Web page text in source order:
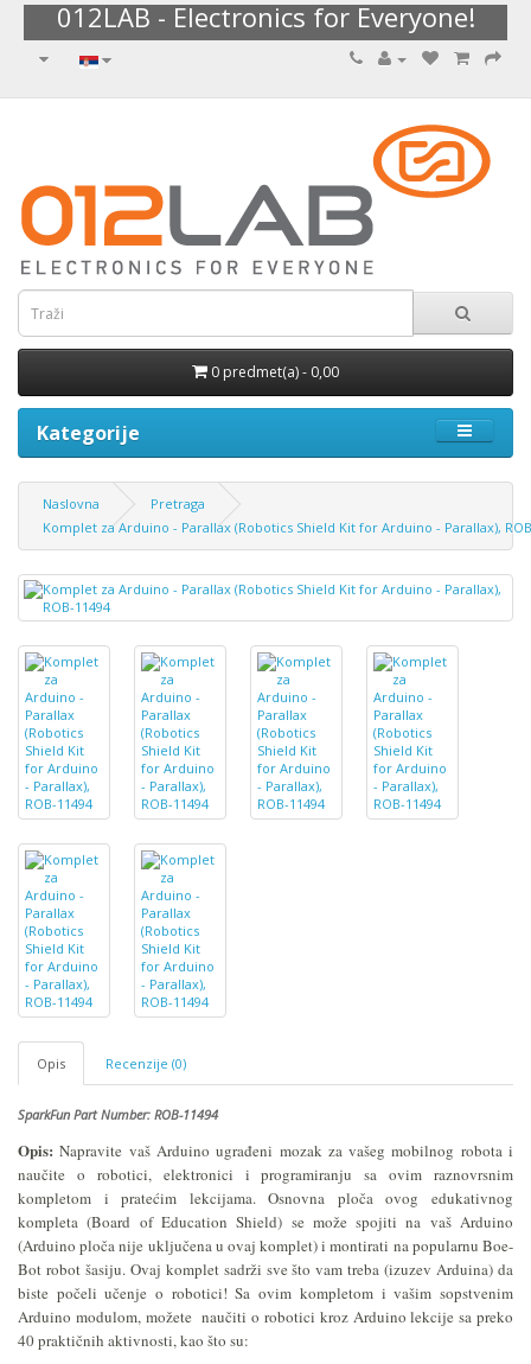
012LAB - Electronics for Everyone!
0 predmet(a) - 0,00
Kategorije
Naslovna
Pretraga
Komplet za Arduino - Parallax (Robotics Shield Kit for Arduino - Parallax),
Opis Recenzije (0)
SparkFun PartNumber: ROB-11494
Opis: Napravite vaš Arduino ugrađeni mozak za vašeg mobilnog robota i
naučite o robotici, elektronici i programiranju sa ovim raznovrsnim
kompletom i pratećim lekcijama. Osnovna ploča ovog edukativnog
kompleta (Board of Education Shield) se može spojiti na vaš Arduino
(Arduino ploča nije uključena u ovaj komplet) i montirati na popularnu Boe-
Bot robot šasiju. Ovaj komplet sadrži sve što vam treba (izuzev Arduina) da
biste počeli učenje o robotici! Sa ovim kompletom i vašim sopstvenim
Arduino modulom, možete naučiti o robotici kroz Arduino lekcije sa preko
40 praktičnih aktivnosti, kao što su: